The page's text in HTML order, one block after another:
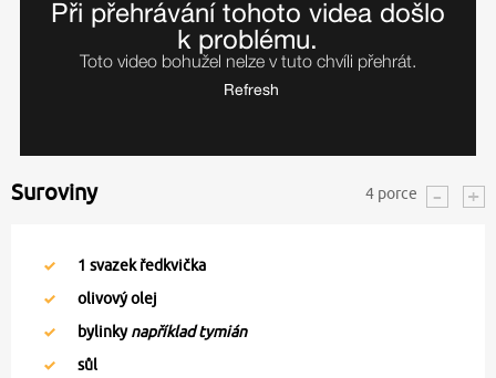
Suroviny 4 porce
1 svazek ředkvička
olivový olej
bylinkynapříklad tymián
sůl